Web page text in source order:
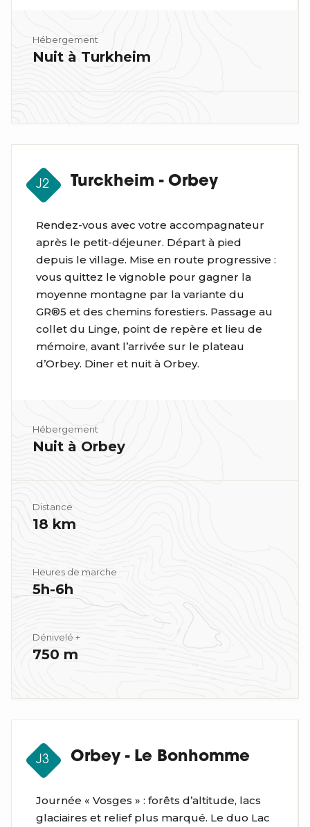
Hébergement
Nuit à Turkheim
J2 Turckheim - Orbey
Rendez-vous avec votre accompagnateur
après le petit-déjeuner. Départ à pied
depuis le village. Mise en route progressive :
vous quittez le vignoble pour gagner la
moyenne montagne par la variante du
GR®5 et des chemins forestiers. Passage au
collet du Linge, point de repère et lieu de
mémoire, avant l’arrivée sur le plateau
d’Orbey. Diner et nuit à Orbey.
Hébergement
Nuit à Orbey
Distance
18 km
Heures de marche
5h-6h
Dénivelé +
750 m
J3 Orbey - Le Bonhomme
Journée « Vosges » : forêts d’altitude, lacs
glaciaires et relief plus marqué. Le duo Lac